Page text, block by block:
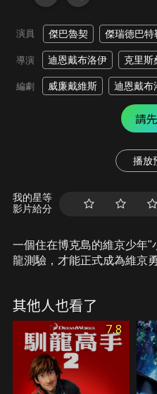
演員 傑巴魯契 傑瑞德巴特
導演 迪恩戴布洛伊 克里斯
編劇 威廉戴維斯 迪恩戴布
請
播放
我的星等
影片給分
一個住在博克島的維京少年"
龍測驗，才能正式成為維京
龍，並且和這隻龍成為朋友
此徹底改變 。
其他人也看了
7.8